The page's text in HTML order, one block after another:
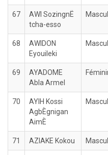
67
AWI SozingnË
tcha-esso
68
AWIDON
Eyouileki
69
AYADOME
Abla Armel
70
AYIH Kossi
AgbÈgnigan
AimÈ
71 AZIAKE Kokou